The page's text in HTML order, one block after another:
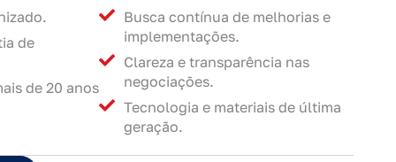
de
de 20 anos
Busca contínua de melhorias e
implementações.
Clareza e transparência nas
negociações.
Tecnologia e materiais de última
geração.